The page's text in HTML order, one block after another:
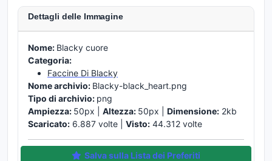
Dettagli delle Immagine
Nome: Blacky cuore
Categoria:
Faccine Di Blacky
Nome archivio: Blacky-black_heart.png
Tipo di archivio: png
Ampiezza: 50px | Altezza: 50px | Dimensione: 2kb
Scaricato: 6.887 volte | Visto: 44.312 volte
Salva sulla Lista dei Preferiti